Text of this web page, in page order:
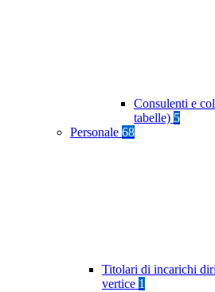
Consulenti e
tabelle) 5
Personale 68
Titolari di incarichi
vertice 1